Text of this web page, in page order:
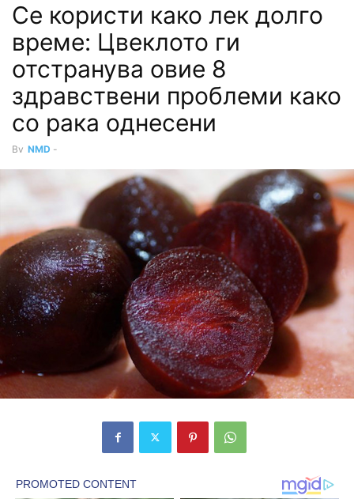
Се користи како лек долго
време: Цвеклото ги
отстранува овие 8
здравствени проблеми како
со рака однесени
By NMD -